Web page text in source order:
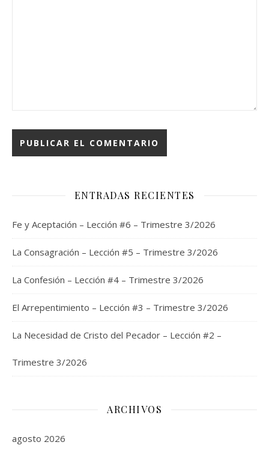
ENTRADAS RECIENTES
Fe y Aceptación – Lección #6 – Trimestre 3/2026
La Consagración – Lección #5 – Trimestre 3/2026
La Confesión – Lección #4 – Trimestre 3/2026
El Arrepentimiento – Lección #3 – Trimestre 3/2026
La Necesidad de Cristo del Pecador – Lección #2 –
Trimestre 3/2026
ARCHIVOS
agosto 2026